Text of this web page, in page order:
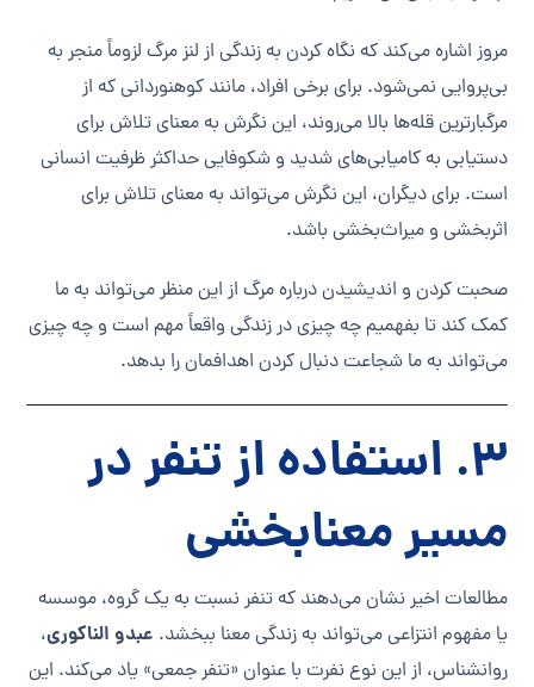
مروز اشاره می‌کند که نگاه کردن به زندگی از لنز مرگ لزوماً منجر به
بی‌پروایی نمی‌شود. برای برخی افراد، مانند کوهنوردانی که از
مرگبارترین قله‌ها بالا می‌روند، این نگرش به معنای تلاش برای
دستیابی به کامیابی‌های شدید و شکوفایی حداکثر ظرفیت انسانی
است. برای دیگران، این نگرش می‌تواند به معنای تلاش برای
اثربخشی و میراث‌بخشی باشد.
صحبت کردن و اندیشیدن درباره مرگ از این منظر می‌تواند به ما
کمک کند تا بفهمیم چه چیزی در زندگی واقعاً مهم است و چه چیزی
می‌تواند به ما شجاعت دنبال کردن اهدافمان را بدهد.
3. استفاده از تنفر در
مسیر معنابخشی
مطالعات اخیر نشان می‌دهند که تنفر نسبت به یک گروه، موسسه
یا مفهوم انتزاعی می‌تواند به زندگی معنا ببخشد. عبدو الناکوری،
روانشناس، از این نوع نفرت با عنوان «تنفر جمعی» یاد می‌کند. این